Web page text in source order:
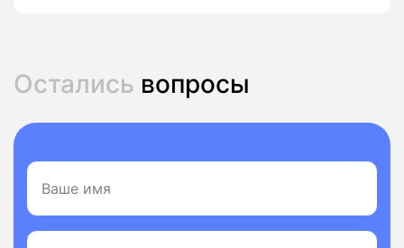
Остались вопросы